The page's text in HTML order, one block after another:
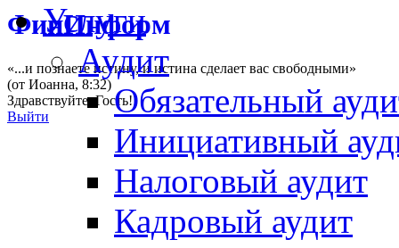
ФинИнформ
«...и познаете истину, и истина сделает вас свободными»
(от Иоанна, 8:32)
Здравствуйте,Гость!
Выйти
Услуги
Аудит
Обязательный
Инициативный
Налоговый аудит
Кадровый аудит